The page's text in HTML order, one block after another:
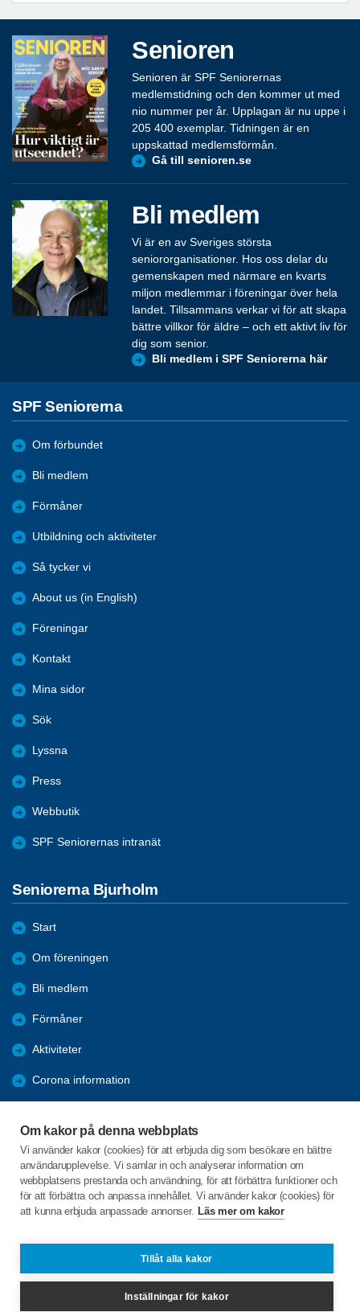
Om kakor på denna webbplats
Vi använder kakor (cookies) för att erbjuda dig som besökare en bättre
användarupplevelse. Vi samlar in och analyserar information om
webbplatsens prestanda och användning, för att förbättra funktioner och
för att förbättra och anpassa innehållet. Vi använder kakor (cookies) för
att kunna erbjuda anpassade annonser. Läs mer om kakor
Tillåt alla kakor
Inställningar för kakor
Senioren
Senioren är SPF Seniorernas
medlemstidning och den kommer ut med
nio nummer per år. Upplagan är nu uppe i
205 400 exemplar. Tidningen är en
uppskattad medlemsförmån.
Gå till senioren.se
Bli medlem
Vi är en av Sveriges största
seniororganisationer. Hos oss delar du
gemenskapen med närmare en kvarts
miljon medlemmar i föreningar över hela
landet. Tillsammans verkar vi för att skapa
bättre villkor för äldre – och ett aktivt liv för
dig som senior.
Bli medlem i SPF Seniorerna här
SPF Seniorerna
Om förbundet
Bli medlem
Förmåner
Utbildning och aktiviteter
Så tycker vi
About us (in English)
Föreningar
Kontakt
Mina sidor
Sök
Lyssna
Press
Webbutik
SPF Seniorernas intranät
Seniorerna Bjurholm
Start
Om föreningen
Bli medlem
Förmåner
Aktiviteter
Corona information
NYHETER
Årsmöten
C/o:Marita Frithiof
bjurholm@spfseniorerna.se